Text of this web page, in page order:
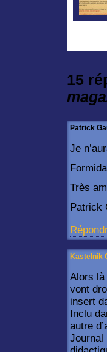
15
Patrick
Je
Très
Patrick
Kastelnik
Alors
vont
insert
Inclu
autre
Journal